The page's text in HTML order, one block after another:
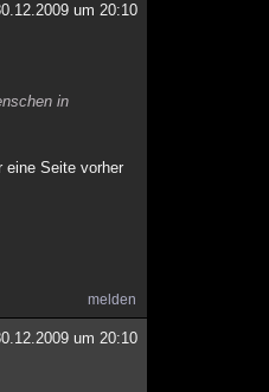
um 20:10
in
eine Seite vorher
melden
um 20:10